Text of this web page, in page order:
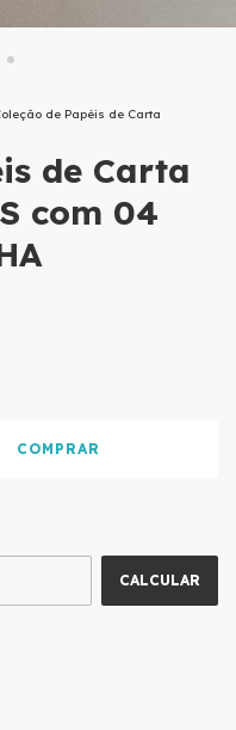
de Papéis de Carta
de Carta
com 04
CALCULAR